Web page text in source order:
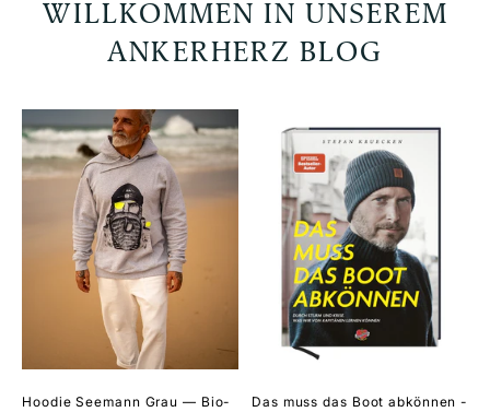
WILLKOMMEN IN UNSEREM
ANKERHERZ BLOG
Hoodie Seemann Grau — Bio-
Das muss das Boot abkönnen -